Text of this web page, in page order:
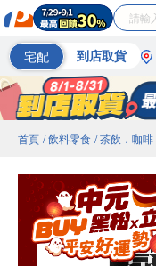
宅配 到店取貨
首頁 / 飲料零食 / 茶飲．咖啡